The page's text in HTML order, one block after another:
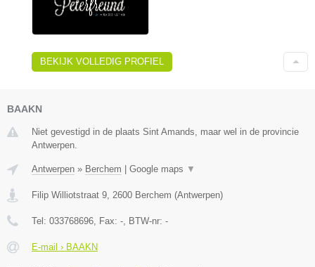
BEKIJK VOLLEDIG PROFIEL
BAAKN
Niet gevestigd in de plaats Sint Amands, maar wel in de provincie
Antwerpen.
Antwerpen » Berchem Google maps ▼
Filip Williotstraat 9, 2600 Berchem (Antwerpen)
Tel: 033768696, Fax: -, BTW-nr: -
E-mail › BAAKN